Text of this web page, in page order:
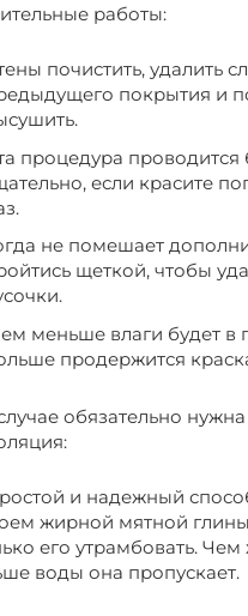
работы:
почистить, удалить
покрытия и
процедура проводится
если красите
не помешает
щеткой, чтобы
меньше влаги будет в
продержится
обязательно
и надежный
жирной мятной
его утрамбовать. Чем
воды она пропускает.